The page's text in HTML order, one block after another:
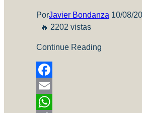
PorJavier Bondanza 10/08/
🔥 2202 vistas
Continue Reading
Facebook
Email